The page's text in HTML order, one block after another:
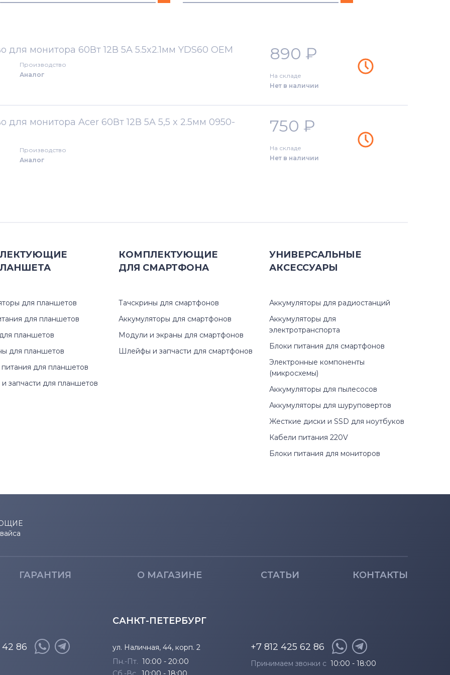
2051W
AF 1722
512
702
722
922
для монитора 60Вт 12В 5A 5.5x2.1мм YDS60 OEM
Производство
Аналог
890 ₽
На складе
Нет в наличии
для монитора Acer 60Вт 12В 5A 5,5 x 2.5мм 0950-
Производство
Аналог
750 ₽
На складе
Нет в наличии
для планшетов
для планшетов
планшетов
для планшетов
для планшетов
запчасти для планшетов
КОМПЛЕКТУЮЩИЕ
ДЛЯ СМАРТФОНА
Тачскрины для смартфонов
Аккумуляторы для смартфонов
Модули и экраны для смартфонов
Шлейфы и запчасти для смартфонов
УНИВЕРСАЛЬНЫЕ
АКСЕССУАРЫ
Аккумуляторы для радиостанций
Аккумуляторы для
электротранспорта
Блоки питания для смартфонов
Электронные компоненты
(микросхемы)
Аккумуляторы для пылесосов
Аккумуляторы для шуруповертов
Жесткие диски и SSD для ноутбуков
Кабели питания 220V
Блоки питания для мониторов
ГАРАНТИЯ О МАГАЗИНЕ СТАТЬИ КОНТАКТЫ
42 86
САНКТ-ПЕТЕРБУРГ
ул. Наличная, 44, корп. 2
Пн.-Пт. 10:00 - 20:00
+7 812 425 62 86
Принимаем звонки с 10:00 - 18:00